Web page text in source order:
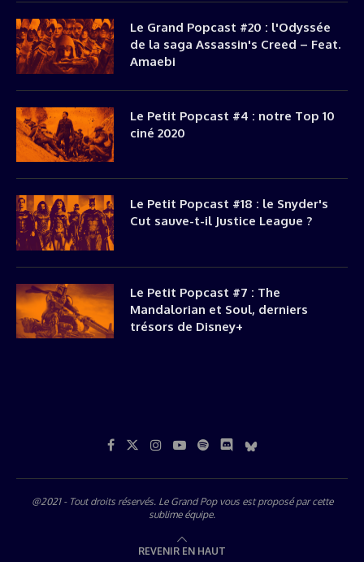
Le Grand Popcast #20 : l'Odyssée
de la saga Assassin's Creed – Feat.
Amaebi
Le Petit Popcast #4 : notre Top 10
ciné 2020
Le Petit Popcast #18 : le Snyder's
Cut sauve-t-il Justice League ?
Le Petit Popcast #7 : The
Mandalorian et Soul, derniers
trésors de Disney+
@2021 - Tout droits réservés. Le Grand Pop vous est proposé parcette
sublime équipe.
REVENIR EN HAUT